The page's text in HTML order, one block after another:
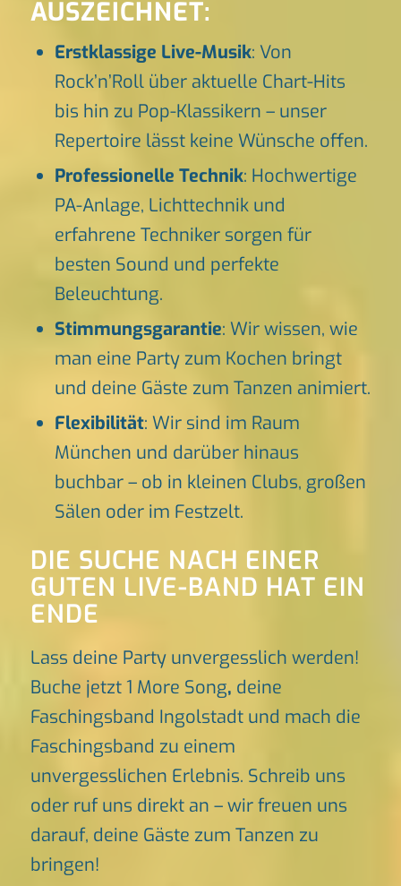
AUSZEICHNET:
Erstklassige Live-Musik: Von
Rock’n’Roll über aktuelle Chart-Hits
bis hin zu Pop-Klassikern – unser
Repertoire lässt keine Wünsche offen.
Professionelle Technik: Hochwertige
PA-Anlage, Lichttechnik und
erfahrene Techniker sorgen für
besten Sound und perfekte
Beleuchtung.
Stimmungsgarantie: Wir wissen, wie
man eine Party zum Kochen bringt
und deine Gäste zum Tanzen animiert.
Flexibilität: Wir sind im Raum
München und darüber hinaus
buchbar – ob in kleinen Clubs, großen
Sälen oder im Festzelt.
DIE SUCHE NACH EINER
GUTEN LIVE-BAND HAT EIN
ENDE
Lass deine Party unvergesslich werden!
Buche jetzt 1 More Song, deine
Faschingsband Ingolstadt und mach die
Faschingsband zu einem
unvergesslichen Erlebnis. Schreib uns
oder ruf uns direkt an – wir freuen uns
darauf, deine Gäste zum Tanzen zu
bringen!